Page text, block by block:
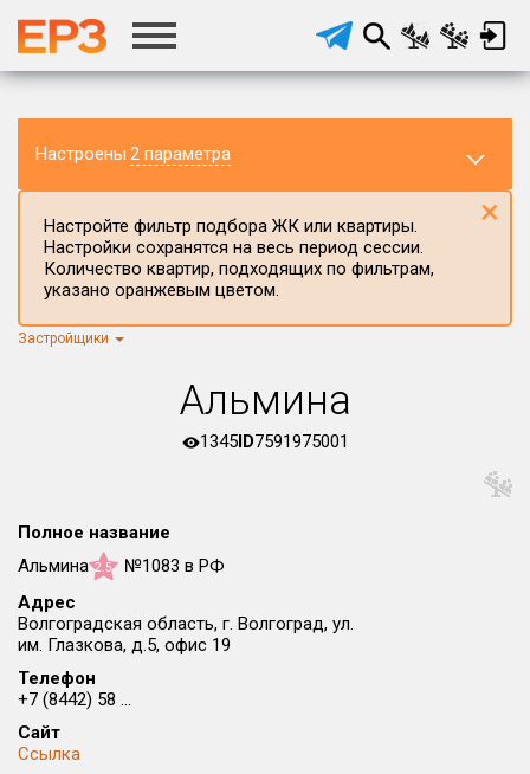
Настроены 2 параметра
Регион ЖК
×
Все регионы
Все
Район в городе
Все
от
Общая площадь, м²
от
Настройте фильтр подбора ЖК или квартиры.
Настройки сохранятся на весь период сессии.
Количество квартир, подходящих по фильтрам,
указано оранжевым цветом.
×
Застройщики
Альмина
1345ID7591975001
Полное название
Альмина 2.5
№1083 в РФ
Адрес
Волгоградская область, г. Волгоград, ул.
им. Глазкова, д.5, офис 19
Телефон
+7 (8442) 58 ...
Сайт
Ссылка